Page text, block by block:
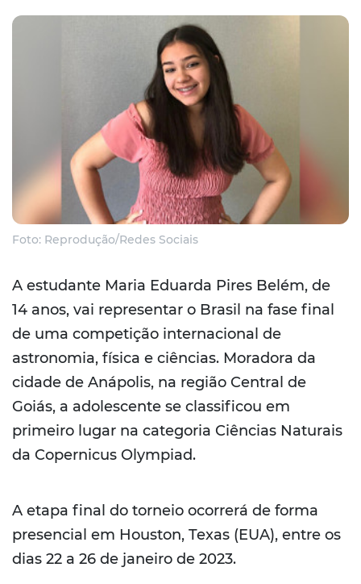
Foto: Reprodução/Redes Sociais
A estudante Maria Eduarda Pires Belém, de
14 anos, vai representar o Brasil na fase final
de uma competição internacional de
astronomia, física e ciências. Moradora da
cidade de Anápolis, na região Central de
Goiás, a adolescente se classificou em
primeiro lugar na categoria Ciências Naturais
da Copernicus Olympiad.
A etapa final do torneio ocorrerá de forma
presencial em Houston, Texas (EUA), entre os
dias 22 a 26 de janeiro de 2023.